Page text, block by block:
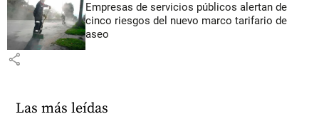
Empresas de servicios públicos alertan de
cinco riesgos del nuevo marco tarifario de
aseo
share
Las más leídas